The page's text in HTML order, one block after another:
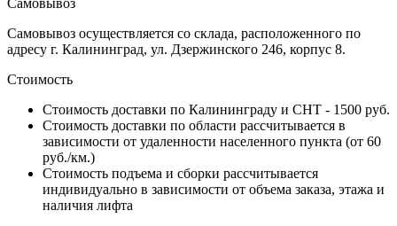
Самовывоз осуществляется со склада, расположенного по
адресу г. Калининград, ул. Дзержинского 246, корпус 8.
Стоимость
Стоимость доставки по Калининграду и СНТ - 1500 руб.
Стоимость доставки по области рассчитывается в
зависимости от удаленности населенного пункта (от 60
руб./км.)
Стоимость подъема и сборки рассчитывается
индивидуально в зависимости от объема заказа, этажа и
наличия лифта